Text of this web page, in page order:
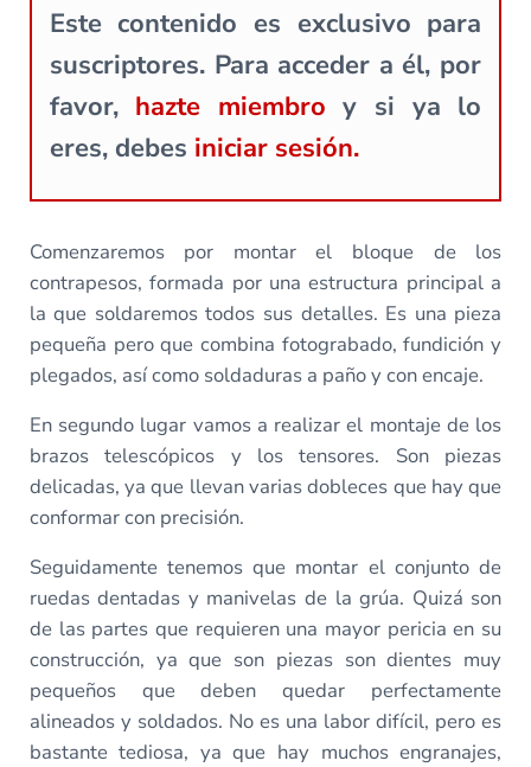
Este contenido es exclusivo para
suscriptores. Para acceder a él, por
favor, hazte miembro y si ya lo
eres, debes iniciar sesión.
Comenzaremos por montar el bloque de los
contrapesos, formada por una estructura principal a
la que soldaremos todos sus detalles. Es una pieza
pequeña pero que combina fotograbado, fundición y
plegados, así como soldaduras a paño y con encaje.
En segundo lugar vamos a realizar el montaje de los
brazos telescópicos y los tensores. Son piezas
delicadas, ya que llevan varias dobleces que hay que
conformar con precisión.
Seguidamente tenemos que montar el conjunto de
ruedas dentadas y manivelas de la grúa. Quizá son
de las partes que requieren una mayor pericia en su
construcción, ya que son piezas son dientes muy
pequeños que deben quedar perfectamente
alineados y soldados. No es una labor difícil, pero es
bastante tediosa, ya que hay muchos engranajes,